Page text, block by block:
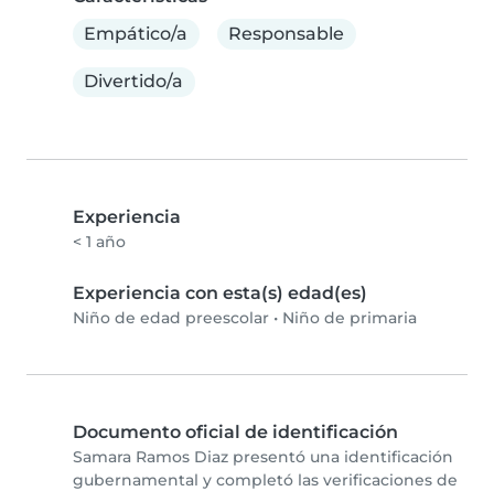
Empático/a
Responsable
Divertido/a
Experiencia
< 1 año
Experiencia con esta(s) edad(es)
Niño de edad preescolar • Niño de primaria
Documento oficial de identificación
Samara Ramos Diaz presentó una identificación
gubernamental y completó las verificaciones de